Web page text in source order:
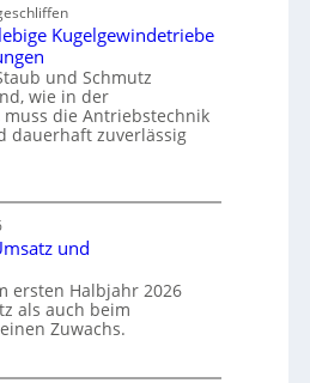
Kugelgewindetriebe
und Schmutz
wie in der
die Antriebstechnik
dauerhaft zuverlässig
und
ersten Halbjahr 2026
als auch beim
Zuwachs.